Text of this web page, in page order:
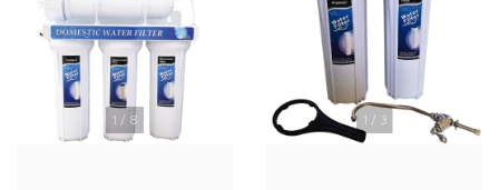
1 / 8 1 / 3